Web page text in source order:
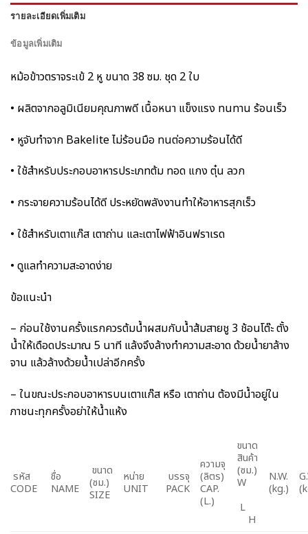
รายละเอียดเพิ่มเติม
ข้อมูลเพิ่มเติม
หม้อข้าวตราจระเข้ 2 หู ขนาด 38 ซม. ชุด 2 ใบ
• ผลิตจากอลูมิเนียมคุณภาพดี เนื้อหนา แข็งแรง ทนทาน ร้อนเร็ว
• หูจับทำจาก Bakelite ไม่ร้อนมือ ทนต่อความร้อนได้ดี
• ใช้สำหรับประกอบอาหารประเภทต้ม ทอด แกง ตุ๋น ลวก
• กระจายความร้อนได้ดี ประหยัดพลังงานทำให้อาหารสุกเร็ว
• ใช้สำหรับเตาแก๊ส เตาถ่าน และเตาไฟฟ้าอินฟราเรด
• ดูแลทำความสะอาดง่าย
ข้อแนะนำ
– ก่อนใช้งานครั้งแรกควรต้มน้ำผสมกับน้ำส้มสายชู 3 ช้อนโต๊ะ ตั้ง
น้ำให้เดือดประมาณ 5 นาที แล้งจึงล้างทำความสะอาด ด้วยน้ำยาล้าง
จาน แล้วล้างด้วยน้ำเปล่าอีกครั้ง
– ในขณะประกอบอาหารบนเตาแก๊ส หรือ เตาถ่าน ต้องมีน้ำอยู่ใน
ภาชนะทุกครั้งอย่าให้น้ำแห้ง
รหัส
CODE
ชื่อ
NAME
ขนาด
(ซม.)
SIZE
หน่าย
UNIT
บรรจุ
PACK
ความจุ
(ลิตร)
CAP.
(L.)
ขนาด
สินค้า
(ซม.)
W
L
H
N.W.
(kg.)